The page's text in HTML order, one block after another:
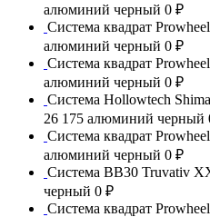
алюминий черный 0 ₽
Система квадрат
алюминий черный 0 ₽
Система квадрат
алюминий черный 0 ₽
Система Hollowtech
26 175 алюминий черный
Система квадрат
алюминий черный 0 ₽
Система BB30 Truvativ
черный 0 ₽
Система квадрат